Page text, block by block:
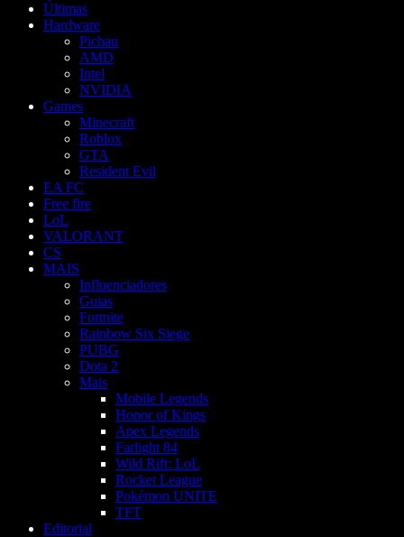
Últimas
Hardware
Pichau
AMD
Intel
NVIDIA
Games
Minecraft
Roblox
GTA
Resident Evil
EA FC
Free fire
LoL
VALORANT
CS
MAIS
Influenciadores
Guias
Fortnite
Rainbow Six Siege
PUBG
Dota 2
Mais
Mobile Legends
Honor of Kings
Apex Legends
Farlight 84
Wild Rift: LoL
Rocket League
Pokémon UNITE
TFT
Editorial